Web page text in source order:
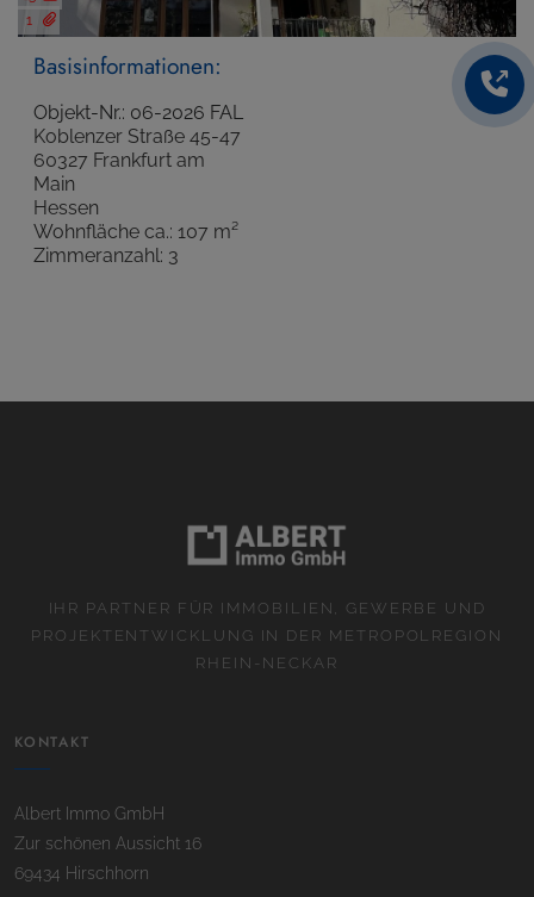
1
Basisinformationen:
Objekt-Nr.: 06-2026 FAL
Koblenzer Straße 45-47
60327 Frankfurt am
Main
Hessen
Wohnfläche ca.: 107 m²
Zimmeranzahl: 3
IHR PARTNER FÜR IMMOBILIEN, GEWERBE UND
PROJEKTENTWICKLUNG IN DER METROPOLREGION
RHEIN-NECKAR
KONTAKT
Albert Immo GmbH
Zur schönen Aussicht 16
69434 Hirschhorn